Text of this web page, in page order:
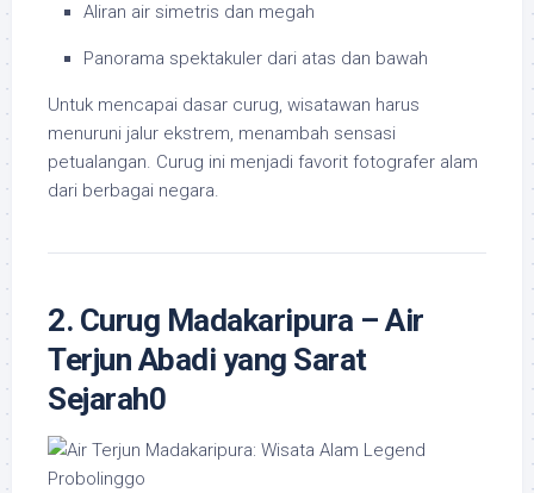
Aliran air simetris dan megah
Panorama spektakuler dari atas dan bawah
Untuk mencapai dasar curug, wisatawan harus
menuruni jalur ekstrem, menambah sensasi
petualangan. Curug ini menjadi favorit fotografer alam
dari berbagai negara.
2. Curug Madakaripura – Air
Terjun Abadi yang Sarat
Sejarah0